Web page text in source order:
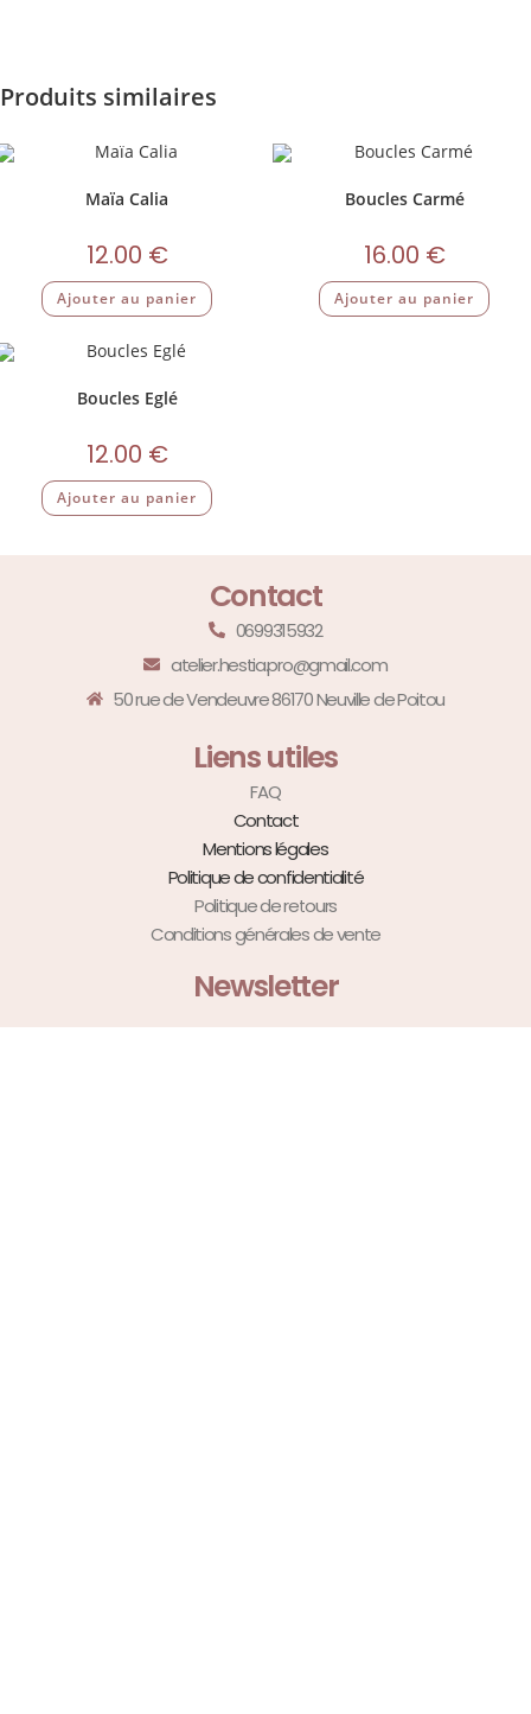
Produits similaires
Maïa Calia
12.00 €
Ajouter au panier
Boucles Carmé
16.00 €
Ajouter au panier
Boucles Eglé
12.00 €
Ajouter au panier
Contact
0699315932
atelier.hestia.pro@gmail.com
50 rue de Vendeuvre 86170 Neuville de Poitou
Liens utiles
FAQ
Contact
Mentions légales
Politique de confidentialité
Politique de retours
Conditions générales de vente
Newsletter